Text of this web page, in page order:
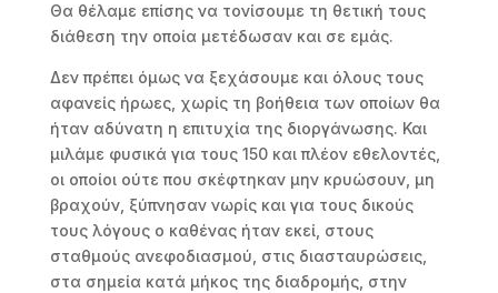
Θα θέλαμε επίσης να τονίσουμε τη θετική τους
διάθεση την οποία μετέδωσαν και σε εμάς.
Δεν πρέπει όμως να ξεχάσουμε και όλους τους
αφανείς ήρωες, χωρίς τη βοήθεια των οποίων θα
ήταν αδύνατη η επιτυχία της διοργάνωσης. Και
μιλάμε φυσικά για τους 150 και πλέον εθελοντές,
οι οποίοι ούτε που σκέφτηκαν μην κρυώσουν, μη
βραχούν, ξύπνησαν νωρίς και για τους δικούς
τους λόγους ο καθένας ήταν εκεί, στους
σταθμούς ανεφοδιασμού, στις διασταυρώσεις,
στα σημεία κατά μήκος της διαδρομής, στην